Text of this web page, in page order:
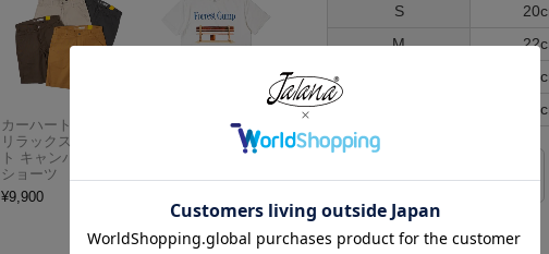
S
M
カーハート Carhartt
リラックスドフィッ
ト キャンバスワーク
ショーツ
¥9,900
アメリカンクラシッ
クス AMERICAN CL
ASSICS ムービーT
5,747